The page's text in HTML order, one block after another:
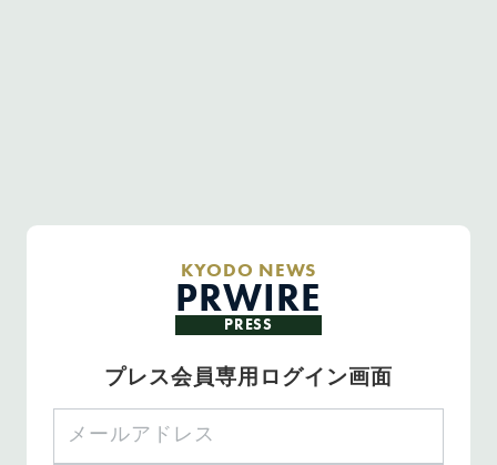
KYODO NEWS
PRWIRE
PRESS
プレス会員専用ログイン画面